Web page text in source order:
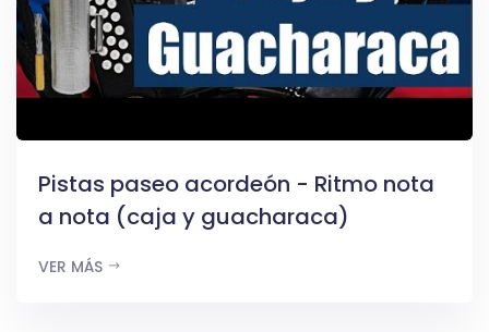
Pistas paseo acordeón - Ritmo nota
a nota (caja y guacharaca)
VER MÁS